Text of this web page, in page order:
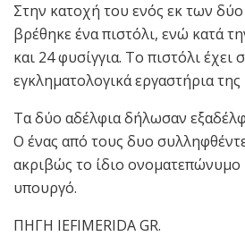
Στην κατοχή του ενός εκ των
βρέθηκε ένα πιστόλι, ενώ κατά
και 24 φυσίγγια. To πιστόλι έχει
εγκληματολογικά εργαστήρια
Τα δύο αδέλφια δήλωσαν
Ο ένας από τους δυο
ακριβώς το ίδιο
υπουργό.
ΠΗΓΗ IEFIMERIDA GR.